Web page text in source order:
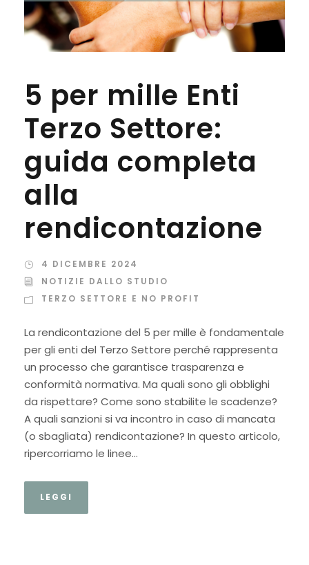
5 per mille Enti
Terzo Settore:
guida completa
alla
rendicontazione
4 DICEMBRE 2024
NOTIZIE DALLO STUDIO
TERZO SETTORE E NO PROFIT
La rendicontazione del 5 per mille è fondamentale
per gli enti del Terzo Settore perché rappresenta
un processo che garantisce trasparenza e
conformità normativa. Ma quali sono gli obblighi
da rispettare? Come sono stabilite le scadenze?
A quali sanzioni si va incontro in caso di mancata
(o sbagliata) rendicontazione? In questo articolo,
ripercorriamo le linee...
LEGGI